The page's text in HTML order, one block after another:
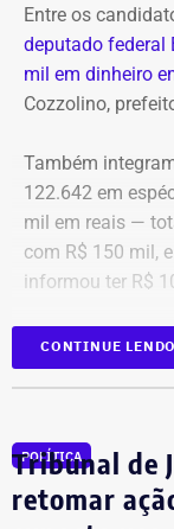
Entre os
deputado federal
mil em dinheiro
Cozzolino,
Também
122.642 em
mil em reais —
com R$ 150 mil,
informou ter R$
Bebeto
Dr. Luizinho
Leniel Borel
CONTINUE LENDO
POLÍTICA
Tribunal de
retomar